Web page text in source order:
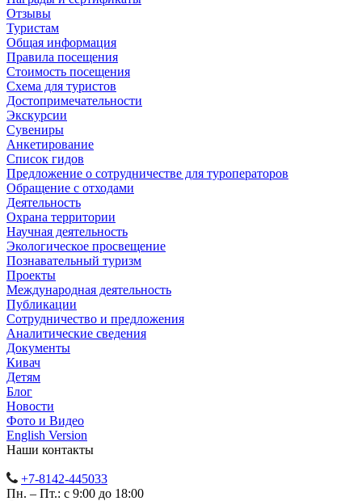
Отзывы
Туристам
Общая информация
Правила посещения
Стоимость посещения
Схема для туристов
Достопримечательности
Экскурсии
Сувениры
Анкетирование
Список гидов
Предложение о сотрудничестве для туроператоров
Обращение с отходами
Деятельность
Охрана территории
Научная деятельность
Экологическое просвещение
Познавательный туризм
Проекты
Международная деятельность
Публикации
Сотрудничество и предложения
Аналитические сведения
Документы
Кивач
Детям
Блог
Новости
Фото и Видео
English Version
Наши контакты
+7-8142-445033
Пн. – Пт.: с 9:00 до 18:00